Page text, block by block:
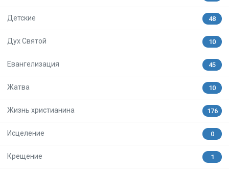
Детские 48
Дух Святой 10
Евангелизация 45
Жатва 10
Жизнь христианина 176
Исцеление 0
Крещение 1